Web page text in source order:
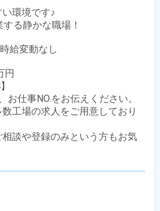
環境です♪
る静かな職場！
給変動なし
円
お仕事NO.をお伝えください。
工場の求人をご用意しており
談や登録のみという方もお気